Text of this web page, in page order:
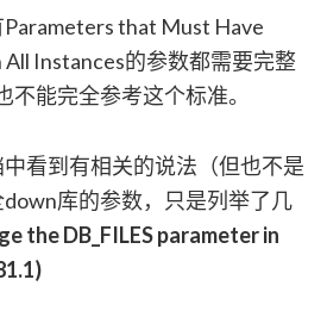
that Must Have
All Instances的参数都需要完整
能完全参考这个标准。
看到有相关的说法（但也不是
库的参数，只是列举了几
the DB_FILES parameter in